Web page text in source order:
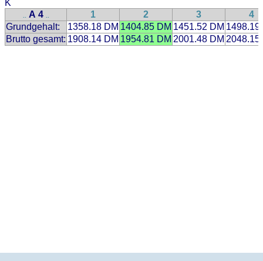
K
.. A 4 .. 1 2 3
4
Grundgehalt:
1358.18 DM 1404.85 DM 1451.52 DM 1498.19
Brutto gesamt: 1908.14 DM 1954.81 DM 2001.48 DM 2048.15